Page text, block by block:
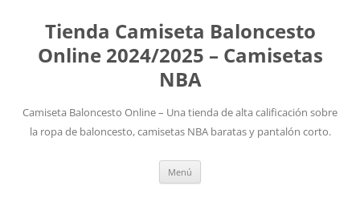
Tienda Camiseta Baloncesto
Online 2024/2025 – Camisetas
NBA
Camiseta Baloncesto Online – Una tienda de alta calificación sobre
la ropa de baloncesto, camisetas NBA baratas y pantalón corto.
Menú